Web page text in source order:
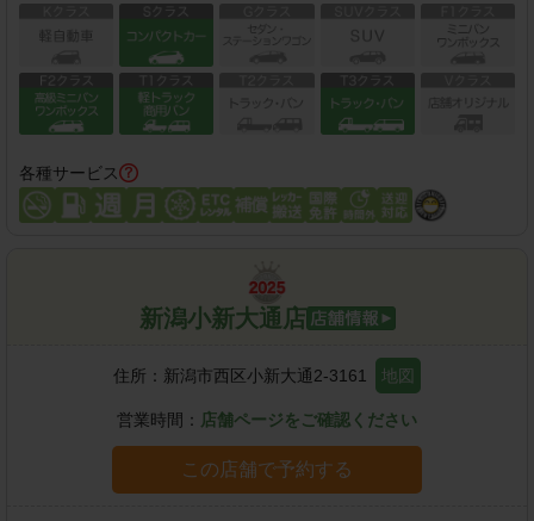
各種サービス
新潟小新大通店
住所： 新潟市西区小新大通2-3161 地図
営業時間： 店舗ページをご確認ください
この店舗で予約する